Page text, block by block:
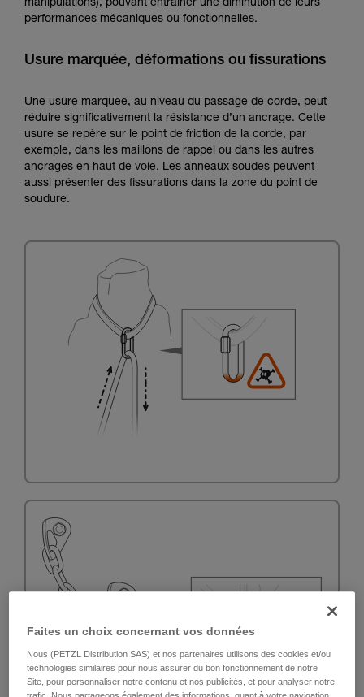
manipulations), pouvant entraîner une diminution de leurs
performances mécaniques ou fonctionnelles.
Usure marquée, déformations ou fissurations
Une usure marquée, au niveau du passage de corde, peut
réduire significativement la résistance d’un ancrage. Cette
usure se repère sur le point de friction de la corde, par
exemple, dans les maillons de rappel ou dans les autres
ancrages en haut de voie. Les anneaux soudés peuvent
aussi présenter des fissurations dans la zone du point de
soudure.
Faites un choix concernant vos données
Nous (PETZL Distribution SAS) et nos partenaires utilisons des cookies et/ou
technologies similaires pour nous assurer du bon fonctionnement de notre
Site, pour personnaliser notre contenu et nos publicités, et pour analyser notre